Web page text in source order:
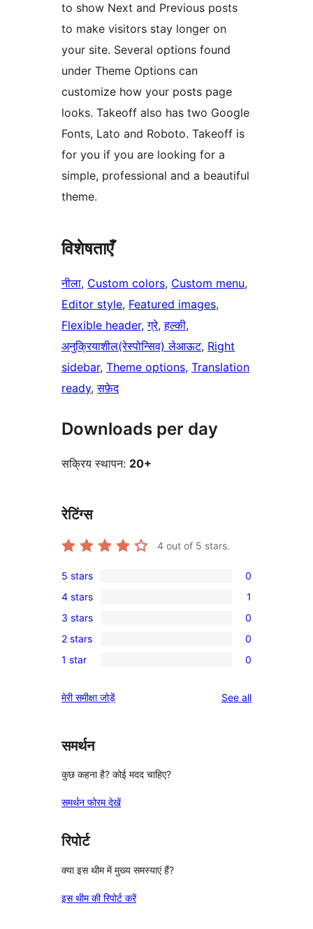
to show Next and Previous posts
to make visitors stay longer on
your site. Several options found
under Theme Options can
customize how your posts page
looks. Takeoff also has two Google
Fonts, Lato and Roboto. Takeoff is
for you if you are looking for a
simple, professional and a beautiful
theme.
विशेषताएँ
नीला, Custom colors, Custom menu
Editor style, Featured images
Flexible header, ग्रे, हल्की
अनुक्रियाशील(रेस्पोन्सिव) लेआऊट, Right
sidebar, Theme options, Translation
ready, सफ़ेद
Downloads per day
सक्रिय स्थापन: 20+
रेटिंग्स
4 out of 5 stars.
0
5-
star
reviews
5 stars 0
1
4-
star
review
4 stars 1
0
3-
star
3 stars 0
0
2-
reviews
2 stars 0
0
star
1 star 0
मेरी समीक्षा जोड़ें See allreviews
समर्थन
कुछ कहना है? कोई मदद चाहिए?
समर्थन फोरम देखें
रिपोर्ट
क्या इस थीम में मुख्य समस्याएं हैं?
इस थीम की रिपोर्ट करें